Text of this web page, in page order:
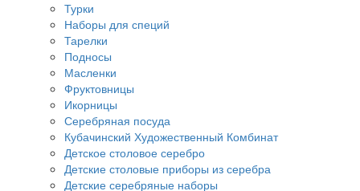
Турки
Наборы для специй
Тарелки
Подносы
Масленки
Фруктовницы
Икорницы
Серебряная посуда
Кубачинский Художественный Комбинат
Детское столовое серебро
Детские столовые приборы из серебра
Детские серебряные наборы